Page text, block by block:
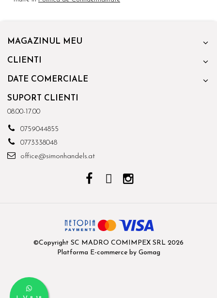
MAGAZINUL MEU
CLIENTI
DATE COMERCIALE
SUPORT CLIENTI
08.00-17.00
0759044855
0773338048
office@simonhandels.at
©Copyright SC MADRO COMIMPEX SRL 2026
Platforma E-commerce by Gomag